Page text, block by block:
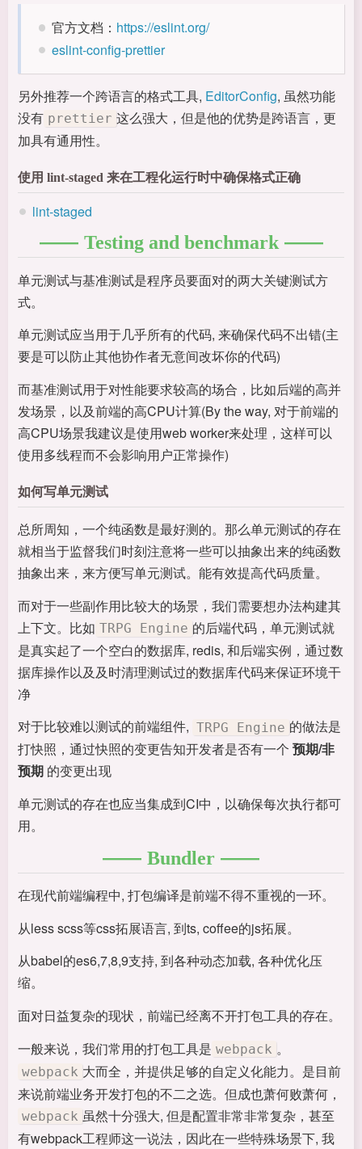
官方文档： https://eslint.org/
eslint-config-prettier
另外推荐一个跨语言的格式工具, EditorConfig, 虽然功能
没有 prettier 这么强大，但是他的优势是跨语言，更
加具有通用性。
使用 lint-staged 来在工程化运行时中确保格式正确
lint-staged
Testing and benchmark
单元测试与基准测试是程序员要面对的两大关键测试方
式。
单元测试应当用于几乎所有的代码, 来确保代码不出错(主
要是可以防止其他协作者无意间改坏你的代码)
而基准测试用于对性能要求较高的场合，比如后端的高并
发场景，以及前端的高CPU计算(By the way, 对于前端的
高CPU场景我建议是使用web worker来处理，这样可以
使用多线程而不会影响用户正常操作)
如何写单元测试
总所周知，一个纯函数是最好测的。那么单元测试的存在
就相当于监督我们时刻注意将一些可以抽象出来的纯函数
抽象出来，来方便写单元测试。能有效提高代码质量。
而对于一些副作用比较大的场景，我们需要想办法构建其
上下文。比如 TRPG Engine 的后端代码，单元测试就
是真实起了一个空白的数据库, redis, 和后端实例，通过数
据库操作以及及时清理测试过的数据库代码来保证环境干
净
对于比较难以测试的前端组件, TRPG Engine 的做法是
打快照，通过快照的变更告知开发者是否有一个 预期/非
预期 的变更出现
单元测试的存在也应当集成到CI中，以确保每次执行都可
用。
Bundler
在现代前端编程中, 打包编译是前端不得不重视的一环。
从less scss等css拓展语言, 到ts, coffee的js拓展。
从babel的es6,7,8,9支持, 到各种动态加载, 各种优化压
缩。
面对日益复杂的现状，前端已经离不开打包工具的存在。
一般来说，我们常用的打包工具是 webpack 。
webpack 大而全，并提供足够的自定义化能力。是目前
来说前端业务开发打包的不二之选。但成也萧何败萧何，
webpack 虽然十分强大, 但是配置非常非常复杂，甚至
有webpack工程师这一说法，因此在一些特殊场景下, 我